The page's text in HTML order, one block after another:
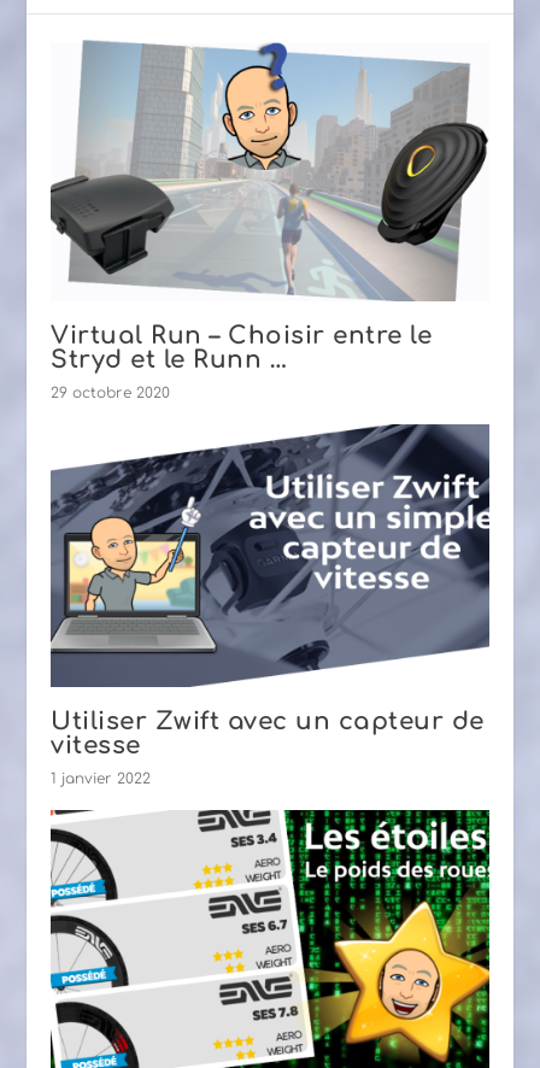
Virtual Run – Choisir entre le
Stryd et le Runn …
29 octobre 2020
Utiliser Zwift avec un capteur de
vitesse
1 janvier 2022